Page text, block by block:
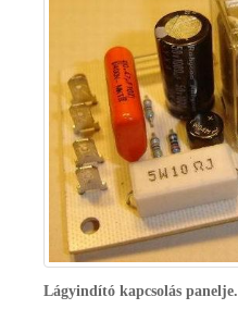
Lágyindító kapcsolás panelje.